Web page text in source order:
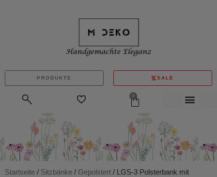
PRODUKTE SALE
0
Startseite / Sitzbänke / Gepolstert / LGS-3 Polsterbank mit